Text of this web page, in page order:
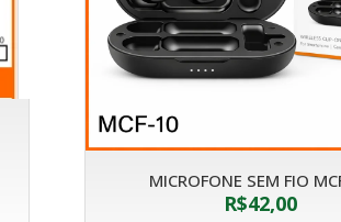
MICROFONE SEM FIO
R$42,00